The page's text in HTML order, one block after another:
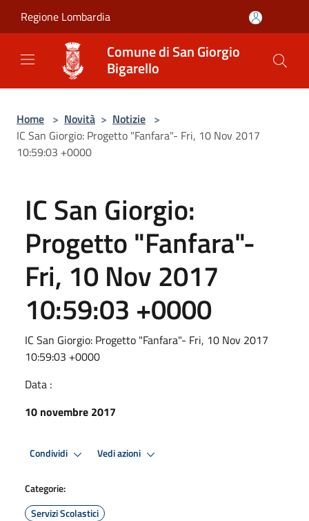
Regione Lombardia
Comune di San Giorgio
Bigarello
Home > Novità > Notizie >
IC San Giorgio: Progetto "Fanfara"- Fri, 10 Nov 2017
10:59:03 +0000
IC San Giorgio:
Progetto "Fanfara"-
Fri, 10 Nov 2017
10:59:03 +0000
IC San Giorgio: Progetto "Fanfara"- Fri, 10 Nov 2017
10:59:03 +0000
Data :
10 novembre 2017
Condividi Vedi azioni
Categorie:
Servizi Scolastici